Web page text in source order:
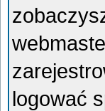
logować